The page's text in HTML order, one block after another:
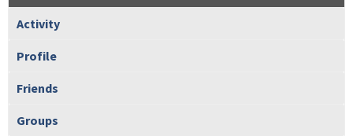
Activity
Profile
Friends
Groups